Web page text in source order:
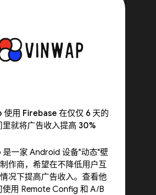
使用 Firebase 在仅仅 6 天的
里就将广告收入提高 30%
是一家 Android 设备"动态"壁
作商，希望在不降低用户互
况下提高广告收入。查看他
使用 Remote Config 和 A/B